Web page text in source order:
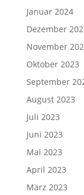
Januar 2024
Dezember
November
Oktober 2023
September
August 2023
Juli 2023
Juni 2023
Mai 2023
April 2023
März 2023